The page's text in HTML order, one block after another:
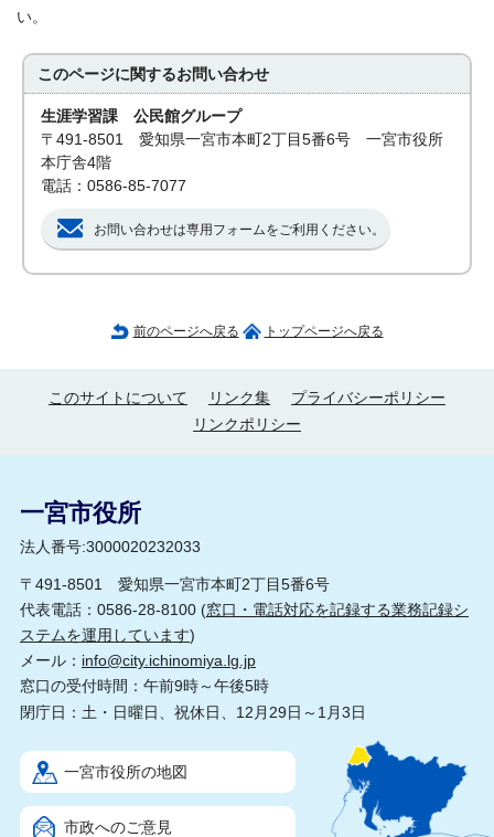
い。
このページに関するお問い合わせ
生涯学習課 公民館グループ
〒491-8501 愛知県一宮市本町2丁目5番6号 一宮市役所
本庁舎4階
電話：0586-85-7077
お問い合わせは専用フォームをご利用ください。
前のページへ戻る トップページへ戻る
このサイトについて リンク集
プライバシーポリシー
リンクポリシー
一宮市役所
法人番号:3000020232033
〒491-8501 愛知県一宮市本町2丁目5番6号
代表電話：0586-28-8100 (窓口・電話対応を記録する業務記録シ
ステムを運用しています)
メール： info@city.ichinomiya.lg.jp
窓口の受付時間：午前9時～午後5時
閉庁日：土・日曜日、祝休日、12月29日～1月3日
一宮市役所の地図
市政へのご意見